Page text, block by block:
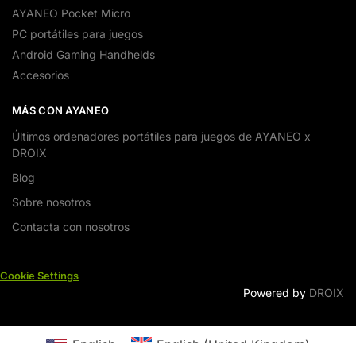
AYANEO Pocket Micro
PC portátiles para juegos
Android Gaming Handhelds
Accesorios
MÁS CON AYANEO
Últimos ordenadores portátiles para juegos de AYANEO x
DROIX
Blog
Sobre nosotros
Contacta con nosotros
Cookie Settings
Powered by DROIX